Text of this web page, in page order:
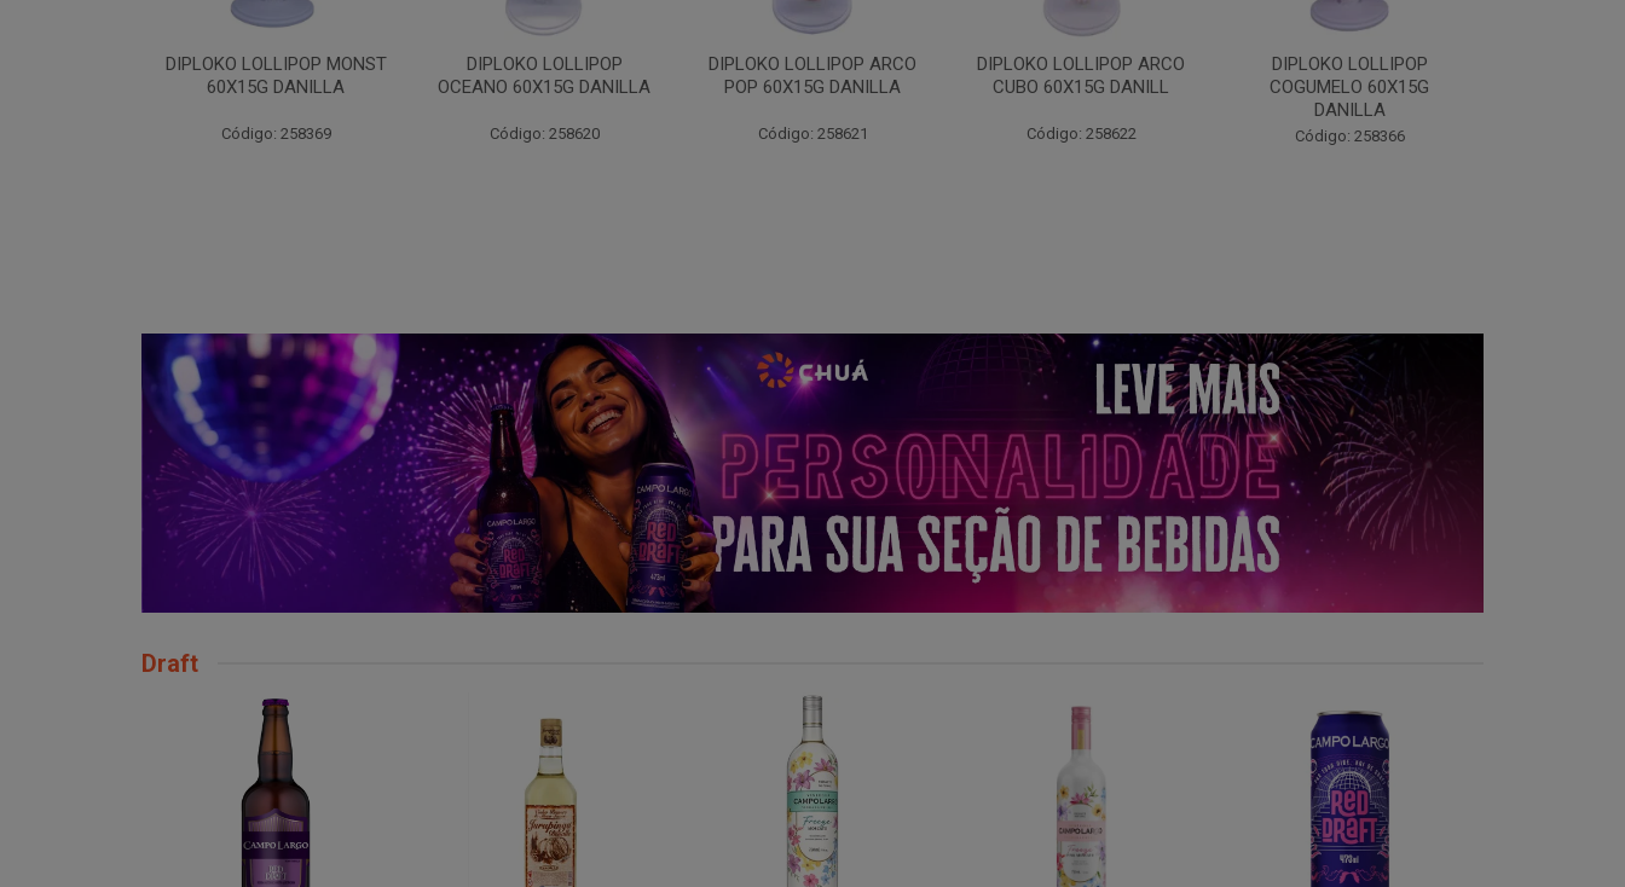
LOLLIPOP MONST
DIPLOKO LOLLIPOP
OCEANO 60X15G DANILLA
Código: 258620
DIPLOKO LOLLIPOP ARCO
POP 60X15G DANILLA
Código: 258621
DIPLOKO LOLLIPOP ARCO
CUBO 60X15G DANILL
Código: 258622
DIPLOKO LOLLIPOP
COGUMELO 60X15G
Código: 258366
DIPLOKO LOLLIPOP MONST
60X15G DANILLA
Código: 258369
Draft